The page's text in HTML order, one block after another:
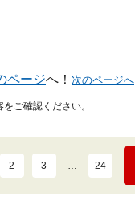
ページへ！ 次のページへ
ご確認ください。
2 3 … 24